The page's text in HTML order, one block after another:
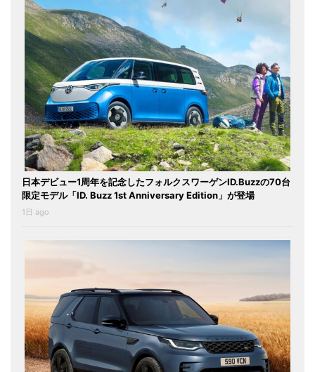
日本デビュー1周年を記念したフォルクスワーゲンID.Buzzの70台
限定モデル「ID. Buzz 1st Anniversary Edition」が登場
1日 ago